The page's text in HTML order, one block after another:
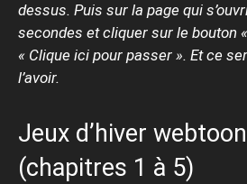
dessus. Puis sur la page qui
secondes et cliquer sur le bouton
« Clique ici pour passer ». Et ce
l’avoir.
Jeux d’hiver
(chapitres 1 à 5)